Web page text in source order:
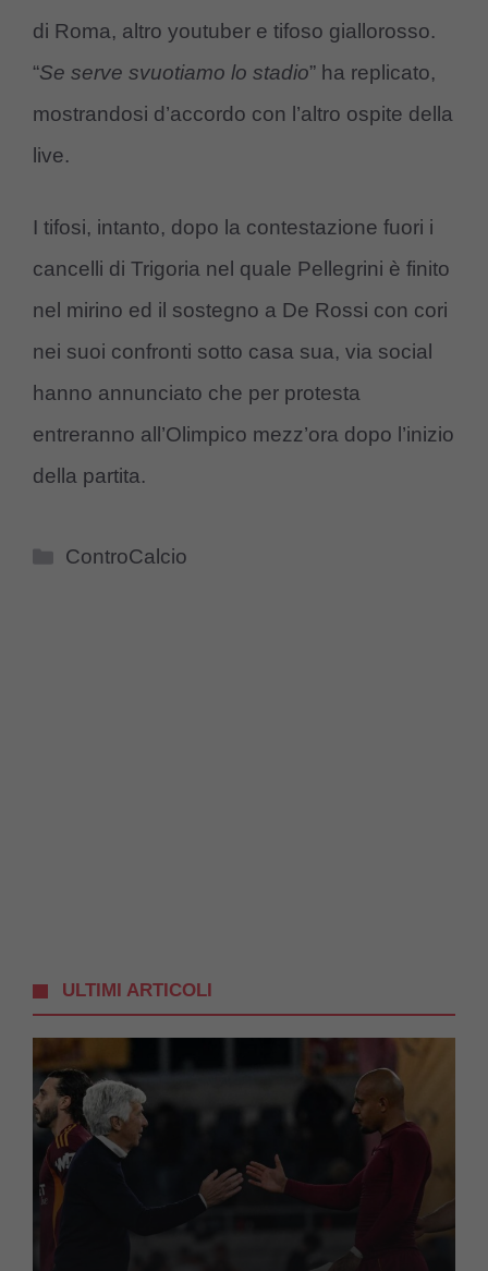
di Roma, altro youtuber e tifoso giallorosso.
“Se serve svuotiamo lo stadio” ha replicato,
mostrandosi d’accordo con l’altro ospite della
live.
I tifosi, intanto, dopo la contestazione fuori i
cancelli di Trigoria nel quale Pellegrini è finito
nel mirino ed il sostegno a De Rossi con cori
nei suoi confronti sotto casa sua, via social
hanno annunciato che per protesta
entreranno all’Olimpico mezz’ora dopo l’inizio
della partita.
Categorie
ControCalcio
ULTIMI ARTICOLI